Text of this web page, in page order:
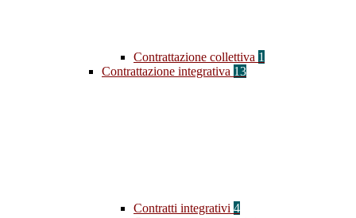
Contrattazione collettiva 1
Contrattazione integrativa 13
Contratti integrativi 4